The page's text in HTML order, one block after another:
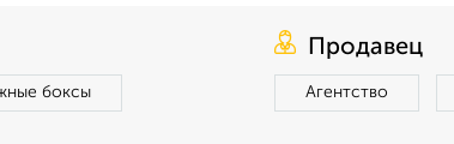
боксы
Продавец
Агентство